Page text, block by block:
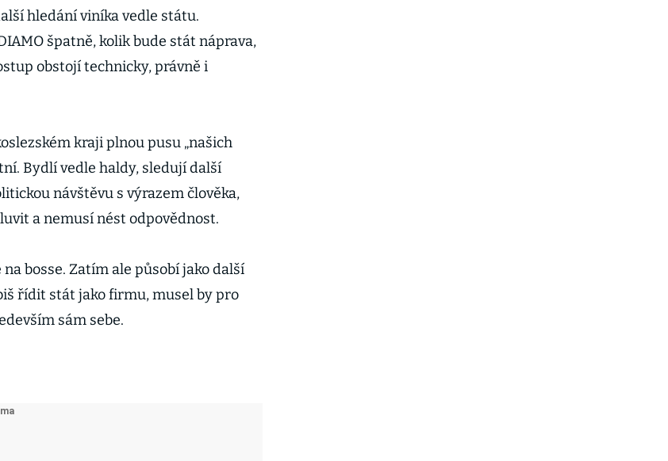
hledání viníka vedle státu.
špatně, kolik bude stát náprava,
obstojí technicky, právně i
kraji plnou pusu „našich
Bydlí vedle haldy, sledují další
návštěvu s výrazem člověka,
a nemusí nést odpovědnost.
bosse. Zatím ale působí jako další
řídit stát jako firmu, musel by pro
sám sebe.